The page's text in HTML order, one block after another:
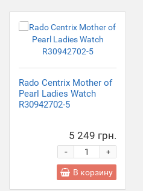
Rado Centrix Mother of
Pearl Ladies Watch
R30942702-5
5 249 грн.
+
-
В корзину